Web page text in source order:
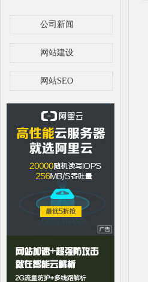
公司新闻
网站建设
网站SEO